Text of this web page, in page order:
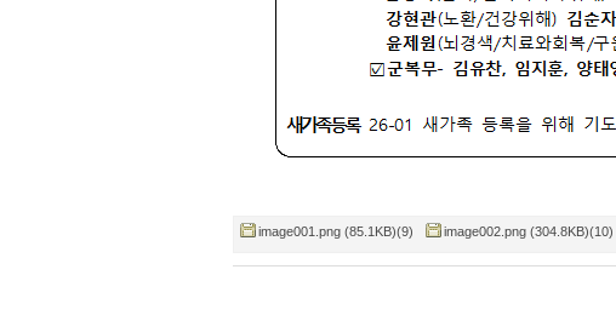
image001.png (85.1KB)(9) image002.png (304.8KB)(10)